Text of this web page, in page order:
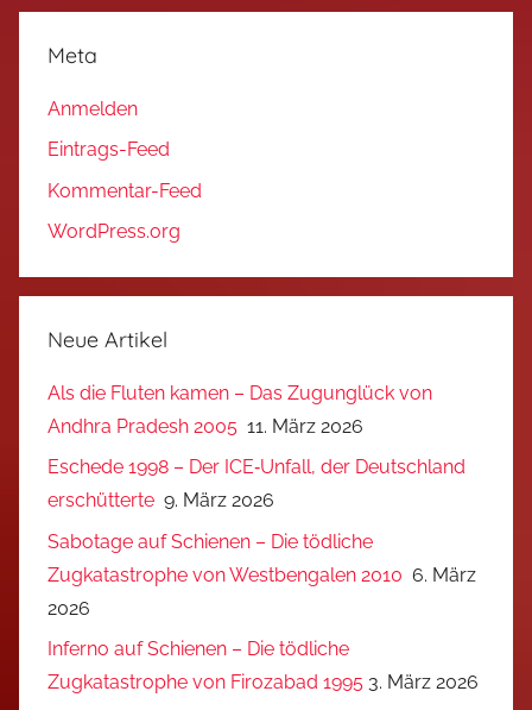
Meta
Anmelden
Eintrags-Feed
Kommentar-Feed
WordPress.org
Neue Artikel
Als die Fluten kamen – Das Zugunglück von
Andhra Pradesh 2005 11. März 2026
Eschede 1998 – Der ICE‑Unfall, der Deutschland
erschütterte 9. März 2026
Sabotage auf Schienen – Die tödliche
Zugkatastrophe von Westbengalen 2010 6. März
2026
Inferno auf Schienen – Die tödliche
Zugkatastrophe von Firozabad 1995 3. März 2026